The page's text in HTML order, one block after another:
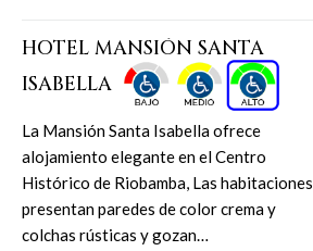
HOTEL MANSIÓN SANTA
ISABELLA
La Mansión Santa Isabella ofrece
alojamiento elegante en el Centro
Histórico de Riobamba, Las habitaciones
presentan paredes de color crema y
colchas rústicas y gozan…